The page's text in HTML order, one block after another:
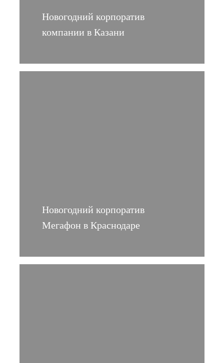
Новогодний корпоратив
компании в Казани
Новогодний корпоратив
Мегафон в Краснодаре